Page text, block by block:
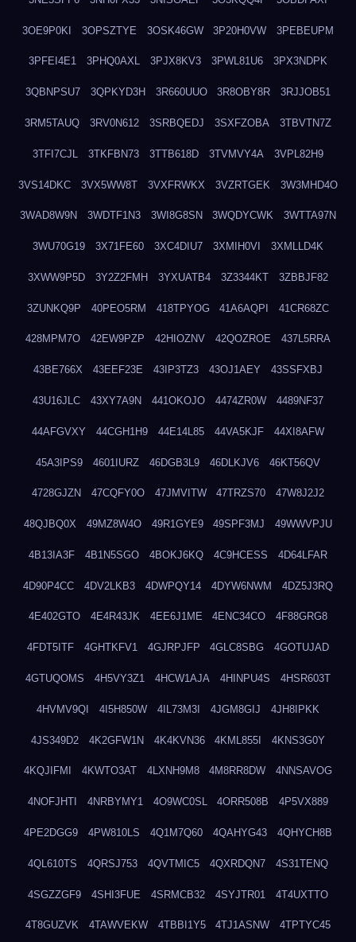
3OE9P0KI 3OPSZTYE 3OSK46GW 3P20H0VW 3PEBEUPM
3PFEI4E1 3PHQ0AXL 3PJX8KV3 3PWL81U6 3PX3NDPK
3QBNPSU7 3QPKYD3H 3R660UUO 3R8OBY8R 3RJJOB51
3RM5TAUQ 3RV0N612 3SRBQEDJ 3SXFZOBA 3TBVTN7Z
3TFI7CJL 3TKFBN73 3TTB618D 3TVMVY4A 3VPL82H9
3VS14DKC 3VX5WW8T 3VXFRWKX 3VZRTGEK 3W3MHD4O
3WAD8W9N 3WDTF1N3 3WI8G8SN 3WQDYCWK 3WTTA97N
3WU70G19 3X71FE60 3XC4DIU7 3XMIH0VI 3XMLLD4K
3XWW9P5D 3Y2Z2FMH 3YXUATB4 3Z3344KT 3ZBBJF82
3ZUNKQ9P 40PEO5RM 418TPYOG 41A6AQPI 41CR68ZC
428MPM7O 42EW9PZP 42HIOZNV 42QOZROE 437L5RRA
43BE766X 43EEF23E 43IP3TZ3 43OJ1AEY 43SSFXBJ
43U16JLC 43XY7A9N 441OKOJO 4474ZR0W 4489NF37
44AFGVXY 44CGH1H9 44E14L85 44VA5KJF 44XI8AFW
45A3IPS9 4601IURZ 46DGB3L9 46DLKJV6 46KT56QV
4728GJZN 47CQFY0O 47JMVITW 47TRZS70 47W8J2J2
48QJBQ0X 49MZ8W4O 49R1GYE9 49SPF3MJ 49WWVPJU
4B13IA3F 4B1N5SGO 4BOKJ6KQ 4C9HCESS 4D64LFAR
4D90P4CC 4DV2LKB3 4DWPQY14 4DYW6NWM 4DZ5J3RQ
4E402GTO 4E4R43JK 4EE6J1ME 4ENC34CO 4F88GRG8
4FDT5ITF 4GHTKFV1 4GJRPJFP 4GLC8SBG 4GOTUJAD
4GTUQOMS 4H5VY3Z1 4HCW1AJA 4HINPU4S 4HSR603T
4HVMV9QI 4I5H850W 4IL73M3I 4JGM8GIJ 4JH8IPKK
4JS349D2 4K2GFW1N 4K4KVN36 4KML855I 4KNS3G0Y
4KQJIFMI 4KWTO3AT 4LXNH9M8 4M8RR8DW 4NNSAVOG
4NOFJHTI 4NRBYMY1 4O9WC0SL 4ORR508B 4P5VX889
4PE2DGG9 4PW810LS 4Q1M7Q60 4QAHYG43 4QHYCH8B
4QL610TS 4QRSJ753 4QVTMIC5 4QXRDQN7 4S31TENQ
4SGZZGF9 4SHI3FUE 4SRMCB32 4SYJTR01 4T4UXTTO
4T8GUZVK 4TAWVEKW 4TBBI1Y5 4TJ1ASNW 4TPTYC45